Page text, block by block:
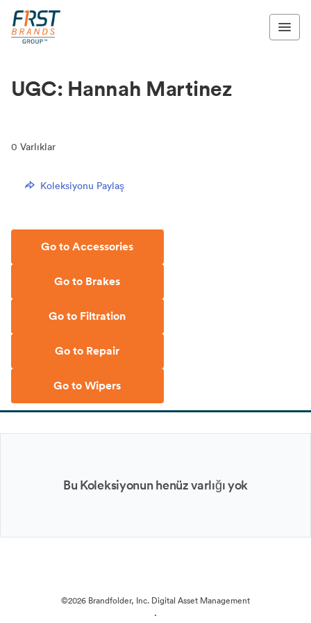
UGC: Hannah Martinez
0 Varlıklar
Koleksiyonu Paylaş
Go to Accessories
Go to Brakes
Go to Filtration
Go to Repair
Go to Wipers
Bu Koleksiyonun henüz varlığı yok
©2026 Brandfolder, Inc. Digital Asset Management
·